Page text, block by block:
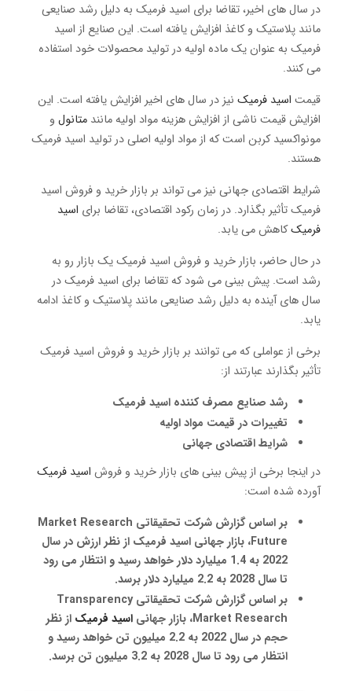
در سال های اخیر، تقاضا برای اسید فرمیک به دلیل رشد صنایعی
مانند پلاستیک و کاغذ افزایش یافته است. این صنایع از اسید
فرمیک به عنوان یک ماده اولیه در تولید محصولات خود استفاده
می کنند.
قیمت اسید فرمیک نیز در سال های اخیر افزایش یافته است. این
افزایش قیمت ناشی از افزایش هزینه مواد اولیه مانند متانول و
مونواکسید کربن است که از مواد اولیه اصلی در تولید اسید فرمیک
هستند.
شرایط اقتصادی جهانی نیز می تواند بر بازار خرید و فروش اسید
فرمیک تأثیر بگذارد. در زمان رکود اقتصادی، تقاضا برای اسید
فرمیککاهش می یابد.
در حال حاضر، بازار خرید و فروش اسید فرمیک یک بازار رو به
رشد است. پیش بینی می شود که تقاضا برای اسید فرمیک در
سال های آینده به دلیل رشد صنایعی مانند پلاستیک و کاغذ ادامه
یابد.
برخی از عواملی که می توانند بر بازار خرید و فروش اسید فرمیک
تأثیر بگذارند عبارتند از:
رشد صنایع مصرف کننده اسید فرمیک
تغییرات در قیمت مواد اولیه
شرایط اقتصادی جهانی
در اینجا برخی از پیش بینی های بازار خرید و فروش اسید فرمیک
آورده شده است:
بر اساس گزارش شرکت تحقیقاتی Market Research
Future، بازار جهانی اسید فرمیک از نظر ارزش در سال
2022 به 1.4 میلیارد دلار خواهد رسید و انتظار می رود
تا سال 2028 به 2.2 میلیارد دلار برسد.
بر اساس گزارش شرکت تحقیقاتی Transparency
Market Research، بازار جهانی
اسید فرمیک از نظر
حجم در سال 2022 به 2.2 میلیون تن خواهد رسید و
انتظار می رود تا سال 2028 به 3.2 میلیون تن برسد.